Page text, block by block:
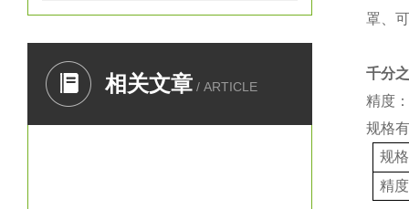
相关文章 / ARTICLE
罩、
千分
精度
规格
规格
精度